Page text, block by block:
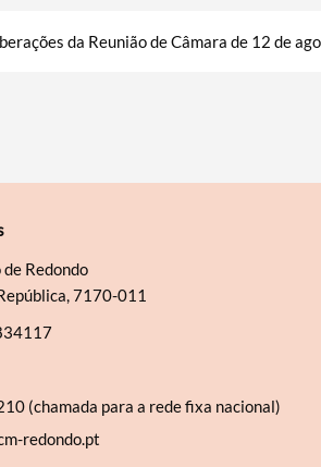
da Reunião de Câmara de 12 de
Redondo
7170-011
(chamada para a rede fixa nacional)
redondo.pt